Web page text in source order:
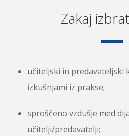
Zakaj
učiteljski in predavateljski
izkušnjami iz prakse;
sproščeno vzdušje med
učitelji/predavatelji;